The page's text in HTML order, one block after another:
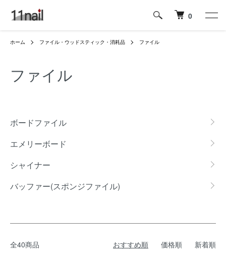
0
ホーム ファイル・ウッドスティック・消耗品 ファイル
ファイル
ボードファイル
エメリーボード
シャイナー
バッファー(スポンジファイル)
全40商品 おすすめ順 価格順 新着順